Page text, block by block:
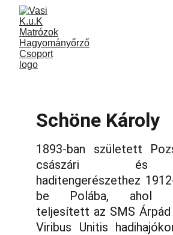
Schöne Károly
1893-ban született
császári és
haditengerészethez
be Polába, ahol
teljesített az SMS Árpád
Viribus Unitis